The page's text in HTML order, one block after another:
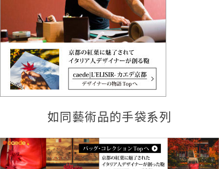
如同藝術品的手袋系列